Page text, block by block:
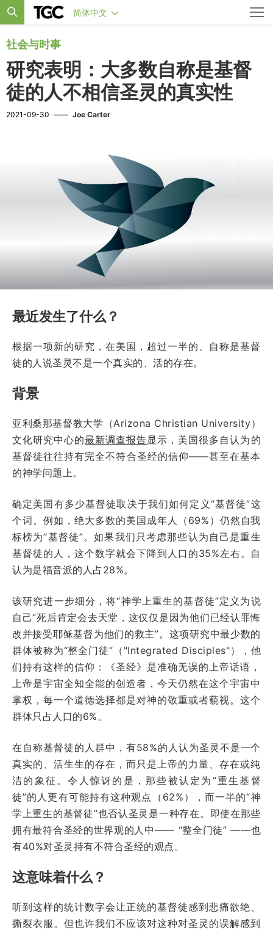
简体中文
社会与时事
研究表明：大多数自称是基督
徒的人不相信圣灵的真实性
2021-09-30 —— Joe Carter
最近发生了什么？
根据一项新的研究，在美国，超过一半的、自称是基督
徒的人说圣灵不是一个真实的、活的存在。
背景
亚利桑那基督教大学（Arizona Christian University）
文化研究中心的最新调查报告显示，美国很多自认为的
基督徒往往持有完全不符合圣经的信仰——甚至在基本
的神学问题上。
确定美国有多少基督徒取决于我们如何定义“基督徒”这
个词。例如，绝大多数的美国成年人（69%）仍然自我
标榜为“基督徒”。如果我们只考虑那些认为自己是重生
基督徒的人，这个数字就会下降到人口的35%左右。自
认为是福音派的人占28%。
该研究进一步细分，将“神学上重生的基督徒”定义为说
自己“死后肯定会去天堂，这仅仅是因为他们已经认罪悔
改并接受耶稣基督为他们的救主”。这项研究中最少数的
群体被称为“整全门徒”（"Integrated Disciples"），他
们持有这样的信仰：《圣经》是准确无误的上帝话语，
上帝是宇宙全知全能的创造者，今天仍然在这个宇宙中
掌权，每一个道德选择都是对神的敬重或者藐视。这个
群体只占人口的6%。
在自称基督徒的人群中，有58%的人认为圣灵不是一个
真实的、活生生的存在，而只是上帝的力量、存在或纯
洁的象征。令人惊讶的是，那些被认定为“重生基督
徒”的人更有可能持有这种观点（62%），而一半的“神
学上重生的基督徒”也否认圣灵是一种存在。即使在那些
拥有最符合圣经的世界观的人中—— “整全门徒” ——也
有40%对圣灵持有不符合圣经的观点。
这意味着什么？
听到这样的统计数字会让正统的基督徒感到悲痛欲绝、
撕裂衣服。但也许我们不应该对这种对圣灵的误解感到